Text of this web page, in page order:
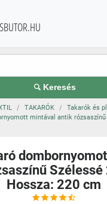
Keresés
TAKARÓK Takarók és
mintával antik
Szélessé
Hossza: 220 cm